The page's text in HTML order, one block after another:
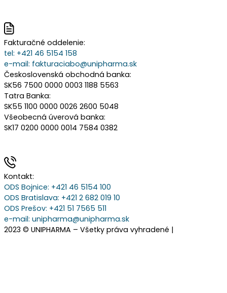
Fakturačné oddelenie:
tel: +421 46 5154 158
e-mail: fakturaciabo@unipharma.sk
Československá obchodná banka:
SK56 7500 0000 0003 1188 5563
Tatra Banka:
SK55 1100 0000 0026 2600 5048
Všeobecná úverová banka:
SK17 0200 0000 0014 7584 0382
Kontakt:
ODS Bojnice: +421 46 5154 100
ODS Bratislava: +421 2 682 019 10
ODS Prešov: +421 51 7565 511
e-mail: unipharma@unipharma.sk
2023 © UNIPHARMA – Všetky práva vyhradené |